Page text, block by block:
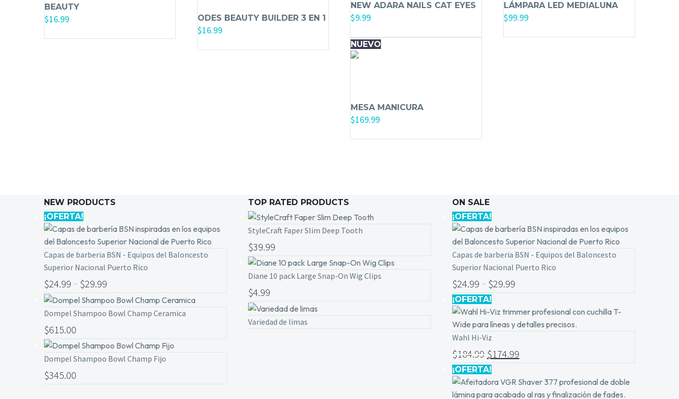
BEAUTY
$16.99 ODES BEAUTY BUILDER 3 EN 1
$16.99
NEW ADARA NAILS CAT EYES
$9.99
LÁMPARA LED MEDIALUNA
$99.99
NUEVO
MESA MANICURA
$169.99
NEW PRODUCTS
¡OFERTA!
Capas de barberia BSN - Equipos del Baloncesto
Superior Nacional Puerto Rico
$24.99 - $29.99
Dompel Shampoo Bowl Champ Ceramica
$615.00
Dompel Shampoo Bowl Champ Fijo
$345.00
TOP RATED PRODUCTS
StyleCraft Faper Slim Deep Tooth
$39.99
Diane 10 pack Large Snap-On Wig Clips
$4.99
Variedad de limas
ON SALE
¡OFERTA!
Capas de barberia BSN - Equipos del Baloncesto
Superior Nacional Puerto Rico
$24.99 - $29.99
¡OFERTA!
Wahl Hi-Viz
$184.99 $174.99
¡OFERTA!